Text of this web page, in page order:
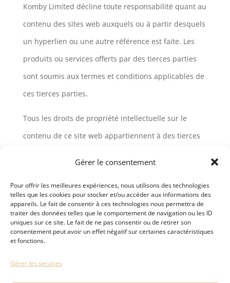
Gérer le consentement
Pour offrir les meilleures expériences, nous utilisons des technologies
telles que les cookies pour stocker et/ou accéder aux informations des
appareils. Le fait de consentir à ces technologies nous permettra de
traiter des données telles que le comportement de navigation ou les ID
uniques sur ce site. Le fait de ne pas consentir ou de retirer son
consentement peut avoir un effet négatif sur certaines caractéristiques
et fonctions.
Gérer les services
Komby Limited décline toute responsabilité quant au
contenu des sites web auxquels ou à partir desquels
un hyperlien ou une autre référence est faite. Les
produits ou services offerts par des tierces parties
sont soumis aux termes et conditions applicables de
ces tierces parties.
Tous les droits de propriété intellectuelle sur le
contenu de ce site web appartiennent à des tierces
d’utilisation.
La copie, la diffusion et toute autre utilisation de ces
documents sont interdites sans l’autorisation écrite
stipule une réglementation impérative (telle que le